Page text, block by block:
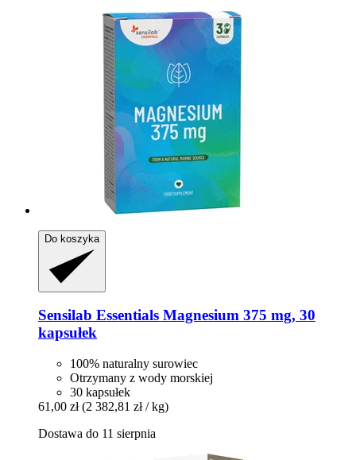
Do koszyka
Sensilab Essentials Magnesium 375 mg, 30
kapsułek
100% naturalny surowiec
Otrzymany z wody morskiej
30 kapsułek
61,00 zł (2 382,81 zł / kg)
Dostawa do 11 sierpnia